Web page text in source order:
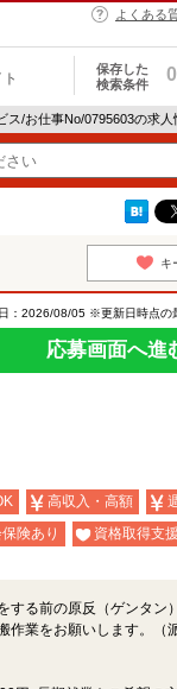
よくある
保存した
検索条件
0
ス/お仕事No/0795603の求人
キ
：2026/08/05 ※更新日時点の
応募画面へ進
高収入・高額
険あり 資格取得支
する前の原反（ゲンタン
作業をお願いします。（